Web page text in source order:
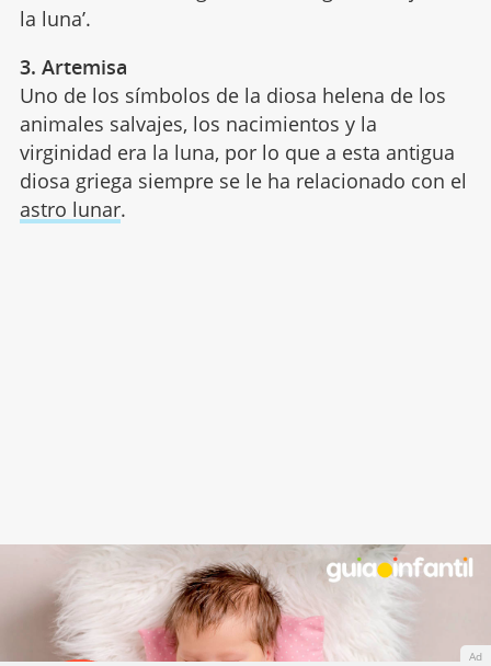
la luna’.
3. Artemisa
Uno de los símbolos de la diosa helena de los
animales salvajes, los nacimientos y la
virginidad era la luna, por lo que a esta antigua
diosa griega siempre se le ha relacionado con el
astro lunar.
Ad